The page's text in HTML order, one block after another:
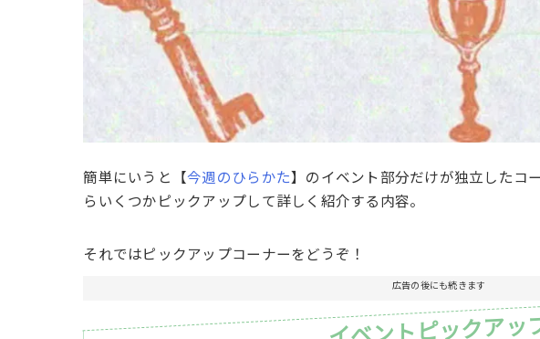
簡単にいうと【今週のひらかた】のイベント部分だけが独立したコ
らいくつかピックアップして詳しく紹介する内容。
それではピックアップコーナーをどうぞ！
広告の後にも続きます
イベントピックアッ